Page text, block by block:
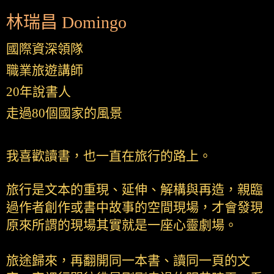
林瑞昌 Domingo
國際資深領隊
職業旅遊講師
20年說書人
走過80個國家的風景
我喜歡讀書，也一直在旅行的路上。
旅行是文本的重現、延伸、解構與再造，親臨
過作者創作或書中故事的空間現場，才會發現
原來所謂的現場其實就是一座心靈劇場。
旅途歸來，再翻開同一本書、讀同一頁的文